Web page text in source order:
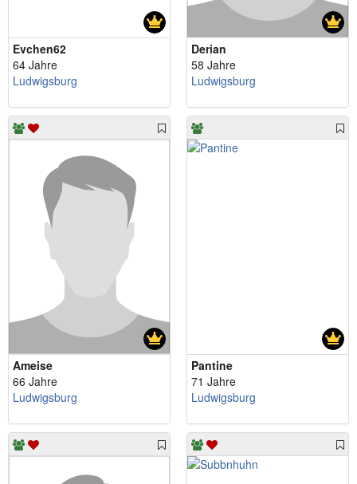
Evchen62
64 Jahre
Ludwigsburg
Derian
58 Jahre
Ludwigsburg
Ameise
66 Jahre
Ludwigsburg
Pantine
71 Jahre
Ludwigsburg